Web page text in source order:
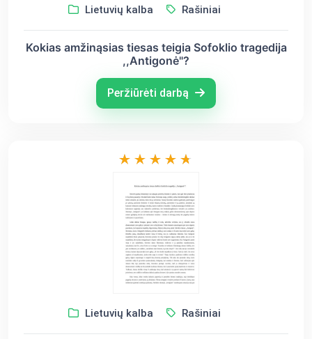
Lietuvių kalba Rašiniai
Kokias amžinąsias tiesas teigia Sofoklio tragedija
,,Antigonė"?
Peržiūrėti darbą
Lietuvių kalba Rašiniai